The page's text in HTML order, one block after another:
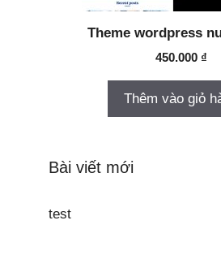
Theme wordpress
450.000 ₫
Thêm vào giỏ
Bài viết mới
test